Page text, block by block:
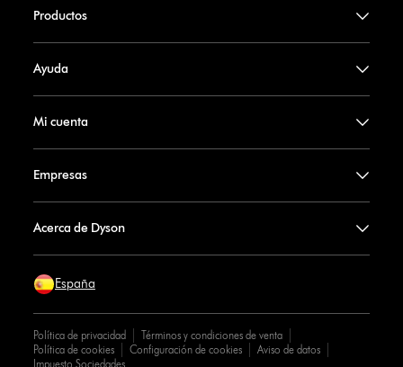
Productos
Ayuda
Mi cuenta
Empresas
Acerca de Dyson
España
Política de privacidad
Términos y condiciones de venta
Política de cookies
Configuración de cookies
Aviso de datos
Impuesto Sociedades